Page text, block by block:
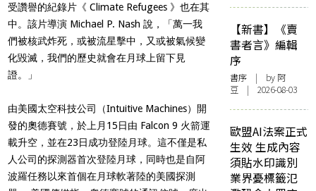
受讚譽的紀錄片《 Climate Refugees 》也在其
中。該片導演 Michael P. Nash 說，「萬一我
們被核武炸死，或被流星擊中，又或被氣候變
化毀滅，我們的歷史就會在月球上留下見
證。」
由美國太空科技公司（Intuitive Machines）開
發的奧德賽號，於上月15日由 Falcon 9 火箭運
載升空，並在23日成功登陸月球。這不僅是私
人公司的探測器首次登陸月球，同時也是自阿
波羅任務以來首個在月球軟著陸的美國探測
【新書】《賣
書者言》編輯
序
書序 | by 阿
豆 | 2026-08-03
歐盟AI法案正式
生效 生成內容
須貼水印識別
業界憂標籤氾